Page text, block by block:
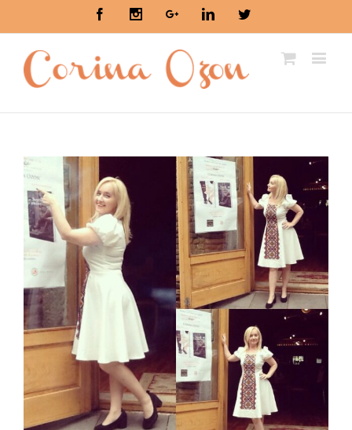
FacebookInstagramGoogle+LinkedinTwitter
View
Larger
Image